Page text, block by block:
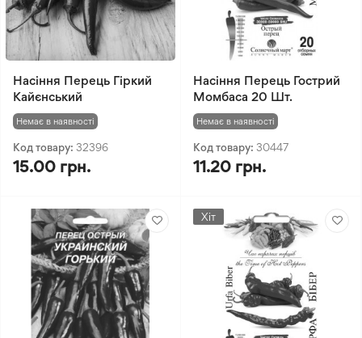
Насіння Перець Гіркий
Кайєнський
Немає в наявності
Код товару: 32396
15.00 грн.
Насіння Перець Гострий
Момбаса 20 Шт.
Немає в наявності
Код товару: 30447
11.20 грн.
Хіт